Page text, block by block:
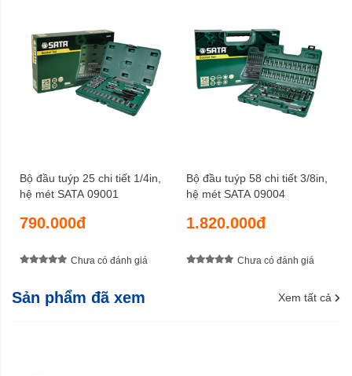
Bộ đầu tuýp 25 chi tiết 1/4in,
hệ mét SATA 09001
790.000đ
Chưa có đánh giá
Bộ đầu tuýp 58 chi tiết 3/8in,
hệ mét SATA 09004
1.820.000đ
Chưa có đánh giá
Sản phẩm đã xem Xem tất cả